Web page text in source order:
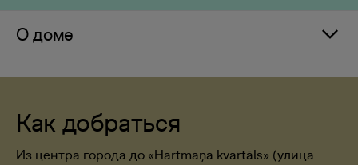
О доме
Как добраться
Из центра города до «Hartmaņa kvartāls» (улица